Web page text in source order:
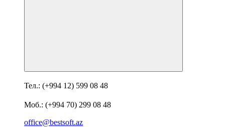
Тел.: (+994 12) 599 08 48
Моб.: (+994 70) 299 08 48
office@bestsoft.az